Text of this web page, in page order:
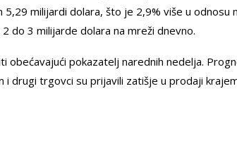
milijardi dolara, što je 2,9% više u odnosu
do 3 milijarde dolara na mreži dnevno.
obećavajući pokazatelj narednih nedelja.
i drugi trgovci su prijavili zatišje u prodaji